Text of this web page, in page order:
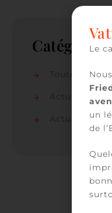
Catégories
Toutes les
Actualités du
Actualités
Le
un
de